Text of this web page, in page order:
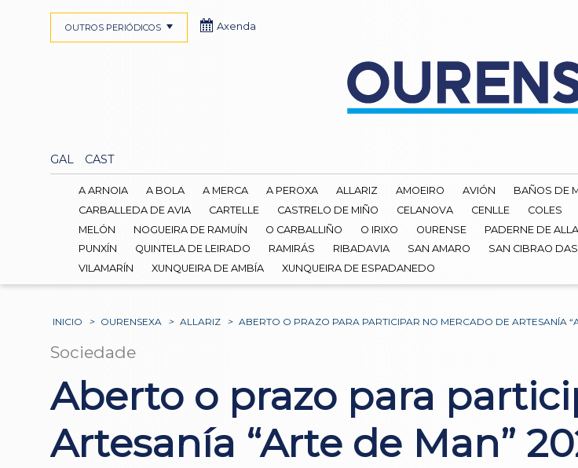
GAL CAST
OUTROS PERIÓDICOS Axenda
A ARNOIA A BOLA A MERCA A PEROXA ALLARIZ AMOEIRO AVIÓN BAÑOS DE
CARBALLEDA DE AVIA
CARTELLE CASTRELO DE MIÑO CELANOVA CENLLE COLES
MELÓN
NOGUEIRA DE RAMUÍN O CARBALLIÑO O IRIXO OURENSE PADERNE DE
PUNXÍN
QUINTELA DE LEIRADO RAMIRÁS RIBADAVIA SAN AMARO SAN CIBRAO
VILAMARÍN
XUNQUEIRA DE AMBÍA XUNQUEIRA DE ESPADANEDO
INICIO > OURENSEXA > ALLARIZ > ABERTO O PRAZO PARA PARTICIPAR NO MERCADO DE ARTESANÍA
Sociedade
Aberto o prazo para
Artesanía “Arte de Man”